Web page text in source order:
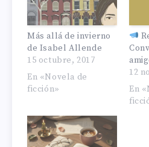
Más allá de invierno
de Isabel Allende
15 octubre, 2017
En «Novela de
ficción»
12
En